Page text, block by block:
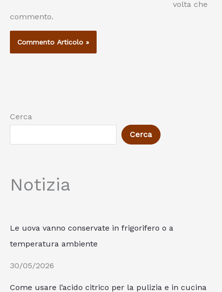
volta che
commento.
Cerca
Cerca
Notizia
Le uova vanno conservate in frigorifero o a
temperatura ambiente
30/05/2026
Come usare l’acido citrico per la pulizia e in cucina